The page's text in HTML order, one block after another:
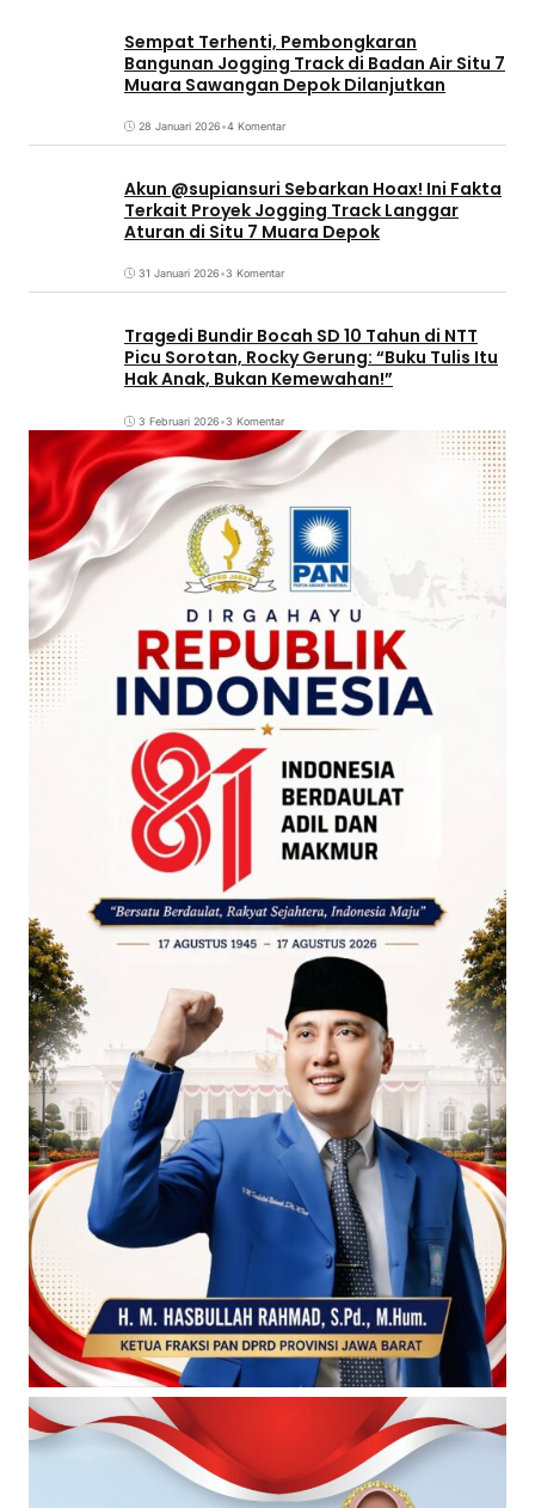
Sempat Terhenti, Pembongkaran
Bangunan Jogging Track di Badan Air Situ 7
Muara Sawangan Depok Dilanjutkan
28 Januari 2026•4 Komentar
Akun @supiansuri Sebarkan Hoax! Ini Fakta
Terkait Proyek Jogging Track Langgar
Aturan di Situ 7 Muara Depok
31 Januari 2026•3 Komentar
Tragedi Bundir Bocah SD 10 Tahun di NTT
Picu Sorotan, Rocky Gerung: “Buku Tulis Itu
Hak Anak, Bukan Kemewahan!”
3 Februari 2026•3 Komentar